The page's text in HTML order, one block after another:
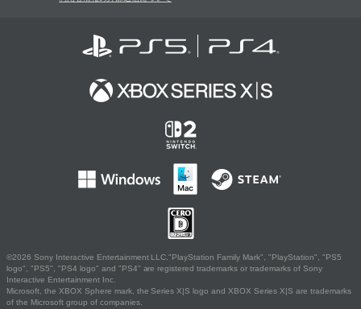
©2026 Sony Interactive Entertainment LLC."PlayStation Family Mark", "PlayStation", "PS5
logo", "PS5", "PS4 logo" and "PS4" are registered trademarks or trademarks of Sony
Interactive Entertainment Inc.
Microsoft, the XBOX Sphere mark, the Series X|S logo and XBOX Series X|S are trademarks
of the Microsoft group of companies.